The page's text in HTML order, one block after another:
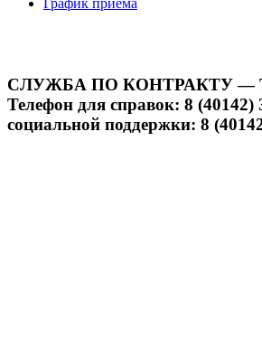
СЛУЖБА ПО КОНТРАКТУ —
Телефон для справок: 8
социальной поддержки: 8